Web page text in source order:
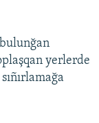
yerlerde